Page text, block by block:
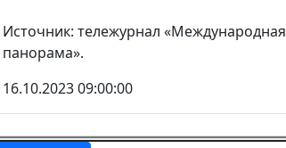
Источник: тележурнал «Международная
панорама».
16.10.2023 09:00:00